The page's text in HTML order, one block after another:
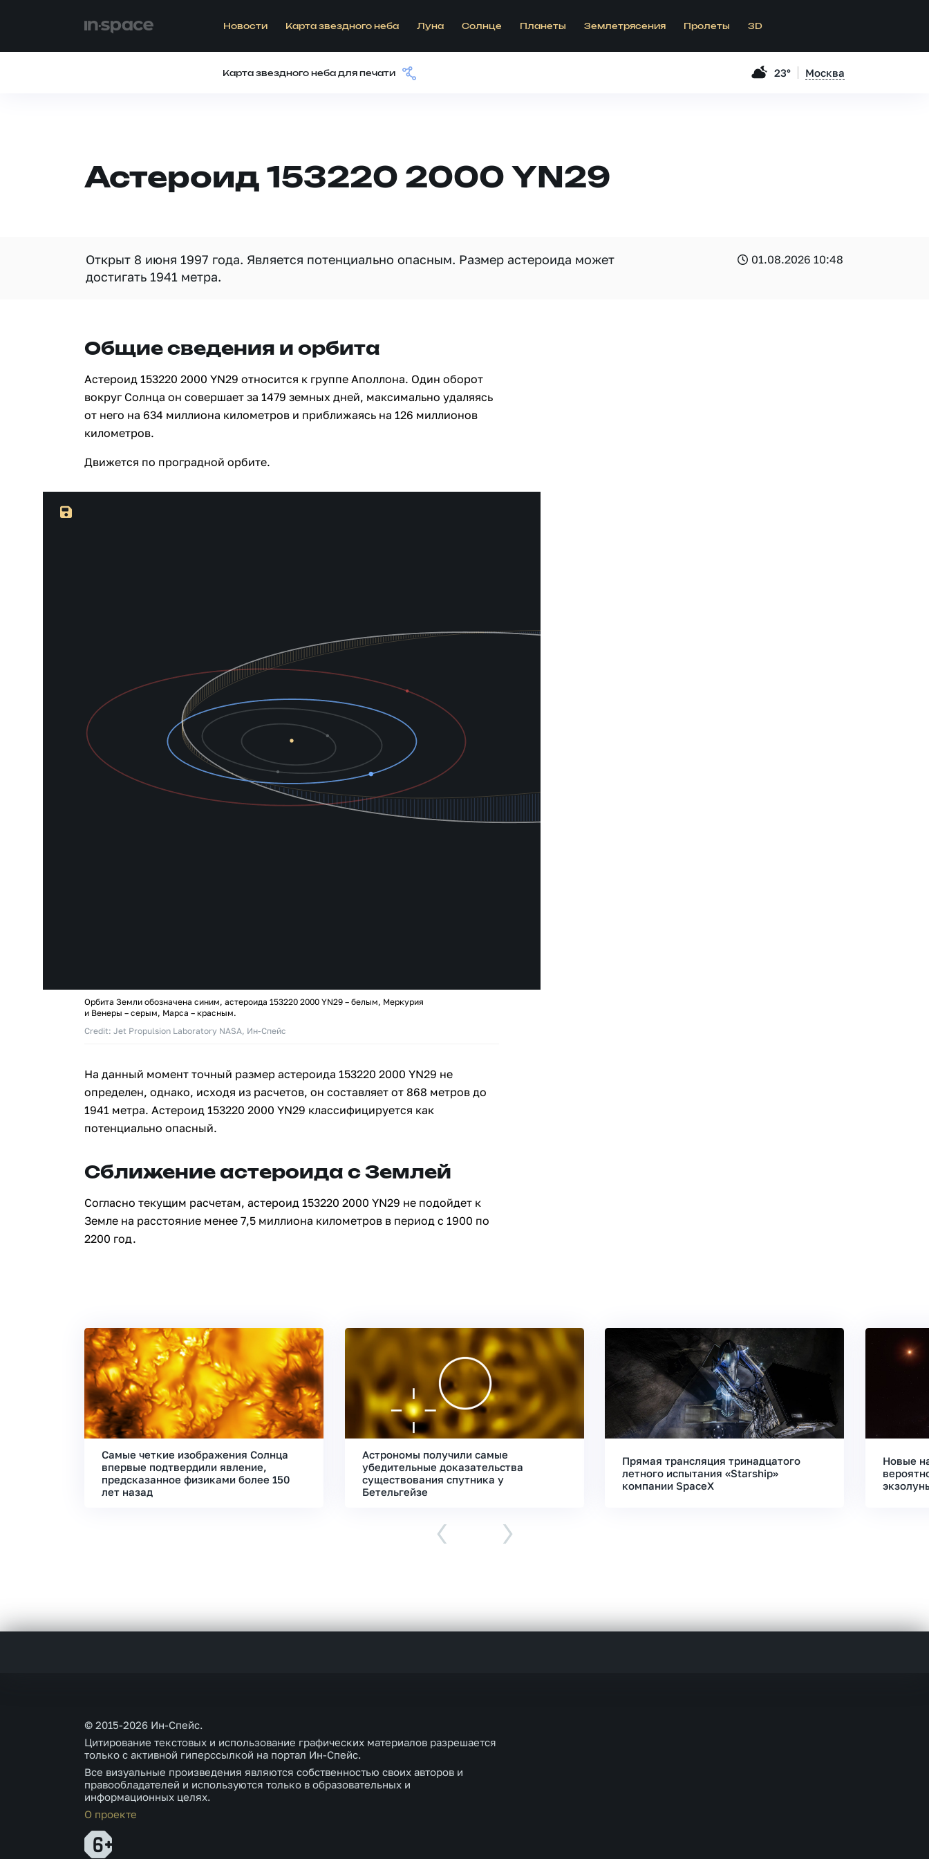
Новости Карта звездного неба Луна Солнце Планеты Землетрясения Пролеты 3D
Карта звездного неба для печати 23° Москва
Астероид 153220 2000 YN29
Открыт 8 июня 1997 года. Является потенциально опасным. Размер астероида может
достигать 1941 метра.
01.08.2026 10:48
Общие сведения и орбита
Астероид 153220 2000 YN29 относится к группе Аполлона. Один оборот
вокруг Солнца он совершает за 1479 земных дней, максимально удаляясь
от него на 634 миллиона километров и приближаясь на 126 миллионов
километров.
Движется по проградной орбите.
Орбита Земли обозначена синим, астероида 153220 2000 YN29 – белым, Меркурия
и Венеры – серым, Марса – красным.
Credit: Jet Propulsion Laboratory NASA, Ин-Спейс
На данный момент точный размер астероида 153220 2000 YN29 не
определен, однако, исходя из расчетов, он составляет от 868 метров до
1941 метра. Астероид 153220 2000 YN29 классифицируется как
потенциально опасный.
Сближение астероида с Землей
Согласно текущим расчетам, астероид 153220 2000 YN29 не подойдет к
Земле на расстояние менее 7,5 миллиона километров в период с 1900 по
2200 год.
Самые четкие изображения Солнца
впервые подтвердили явление,
предсказанное физиками более 150
лет назад
Астрономы получили самые
убедительные доказательства
существования спутника у
Бетельгейзе
Прямая трансляция тринадцатого
летного испытания «Starship»
компании SpaceX
Новые
‹ ›
© 2015-2026 Ин-Спейс.
Цитирование текстовых и использование графических материалов разрешается
только с активной гиперссылкой на портал Ин-Спейс.
Все визуальные произведения являются собственностью своих авторов и
правообладателей и используются только в образовательных и
информационных целях.
О проекте